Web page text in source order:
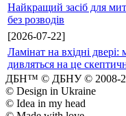
Найкращий засіб для
без розводів
[2026-07-22]
Ламінат на вхідні
дивляться на це
ДБН™ © ДБНУ © 2008-
© Design in Ukraine
© Idea in my head